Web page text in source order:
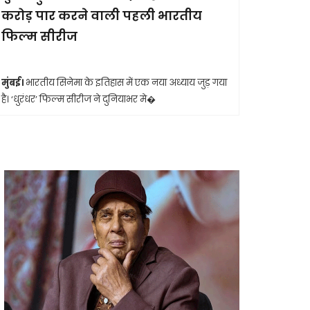
करोड़ पार करने वाली पहली भारतीय
फिल्म सीरीज
मुंबई। भारतीय सिनेमा के इतिहास में एक नया अध्याय जुड़ गया
है। ‘धुरंधर’ फिल्म सीरीज ने दुनियाभर मे�